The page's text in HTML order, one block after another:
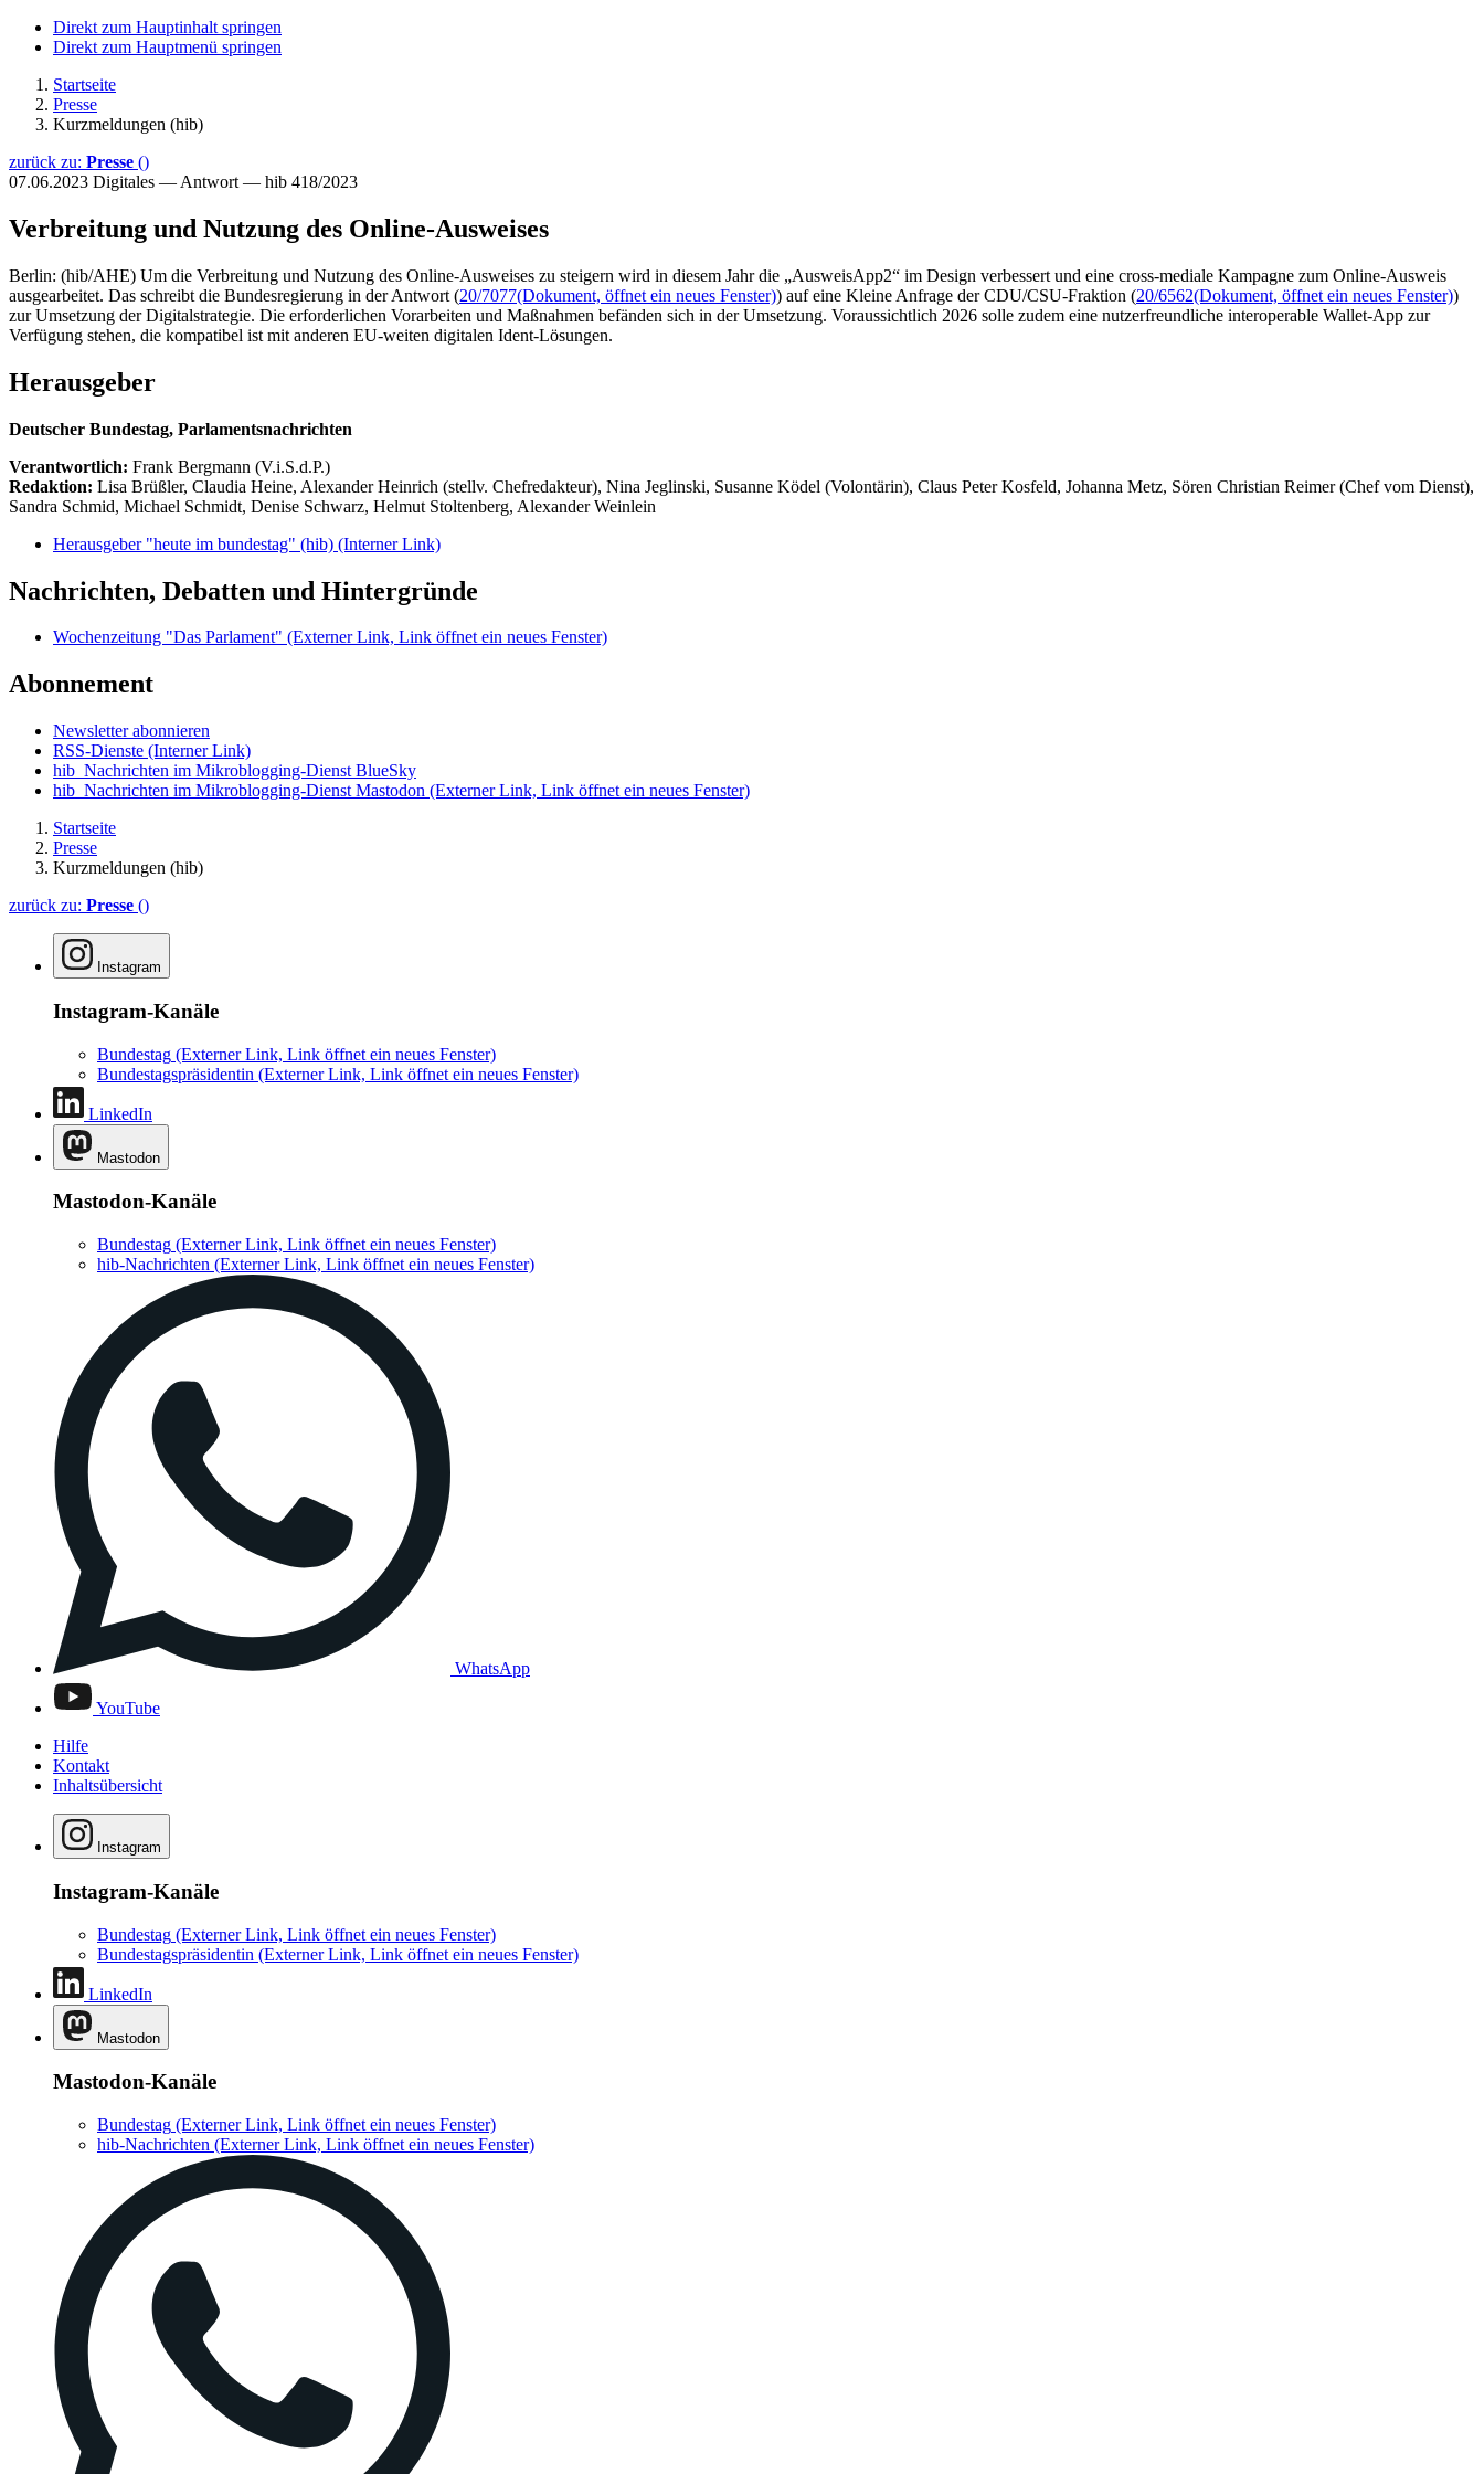
Direkt zum Hauptinhalt springen
Direkt zum Hauptmenü springen
Startseite
Presse
Kurzmeldungen (hib)
zurück zu: Presse ()
07.06.2023 Digitales — Antwort — hib 418/2023
Verbreitung und Nutzung des Online-Ausweises
Berlin: (hib/AHE) Um die Verbreitung und Nutzung des Online-Ausweises zu steigern wird in diesem Jahr die „AusweisApp2“ im Design verbessert und eine cross-mediale Kampagne zum Online-Ausweis
ausgearbeitet. Das schreibt die Bundesregierung in der Antwort (20/7077(Dokument, öffnet ein neues Fenster)) auf eine Kleine Anfrage der CDU/CSU-Fraktion (20/6562(Dokument, öffnet ein neues Fenster))
zur Umsetzung der Digitalstrategie. Die erforderlichen Vorarbeiten und Maßnahmen befänden sich in der Umsetzung. Voraussichtlich 2026 solle zudem eine nutzerfreundliche interoperable Wallet-App zur
Verfügung stehen, die kompatibel ist mit anderen EU-weiten digitalen Ident-Lösungen.
Herausgeber
Deutscher Bundestag, Parlamentsnachrichten
Verantwortlich: Frank Bergmann (V.i.S.d.P.)
Redaktion: Lisa Brüßler, Claudia Heine, Alexander Heinrich (stellv. Chefredakteur), Nina Jeglinski, Susanne Ködel (Volontärin), Claus Peter Kosfeld, Johanna Metz, Sören Christian Reimer (Chef vom Dienst),
Sandra Schmid, Michael Schmidt, Denise Schwarz, Helmut Stoltenberg, Alexander Weinlein
Herausgeber "heute im bundestag" (hib) (Interner Link)
Nachrichten, Debatten und Hintergründe
Wochenzeitung "Das Parlament" (Externer Link, Link öffnet ein neues Fenster)
Abonnement
Newsletter abonnieren
RSS-Dienste (Interner Link)
hib_Nachrichten im Mikroblogging-Dienst BlueSky
hib_Nachrichten im Mikroblogging-Dienst Mastodon (Externer Link, Link öffnet ein neues Fenster)
Startseite
Presse
Kurzmeldungen (hib)
zurück zu: Presse ()
Instagram
Instagram-Kanäle
Bundestag (Externer Link, Link öffnet ein neues Fenster)
Bundestagspräsidentin (Externer Link, Link öffnet ein neues Fenster)
LinkedIn
Mastodon
Mastodon-Kanäle
Bundestag (Externer Link, Link öffnet ein neues Fenster)
hib-Nachrichten (Externer Link, Link öffnet ein neues Fenster)
WhatsApp
YouTube
Hilfe
Kontakt
Inhaltsübersicht
Instagram
Instagram-Kanäle
Bundestag (Externer Link, Link öffnet ein neues Fenster)
Bundestagspräsidentin (Externer Link, Link öffnet ein neues Fenster)
LinkedIn
Mastodon
Mastodon-Kanäle
Bundestag (Externer Link, Link öffnet ein neues Fenster)
hib-Nachrichten (Externer Link, Link öffnet ein neues Fenster)